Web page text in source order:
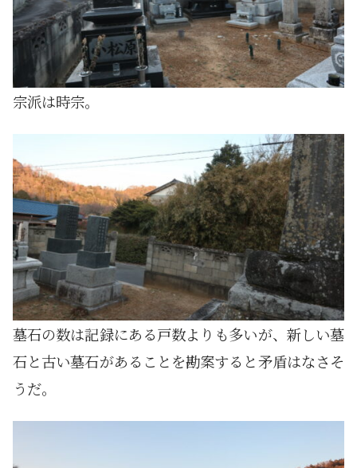
宗派は時宗。
墓石の数は記録にある戸数よりも多いが、新しい墓
石と古い墓石があることを勘案すると矛盾はなさそ
うだ。